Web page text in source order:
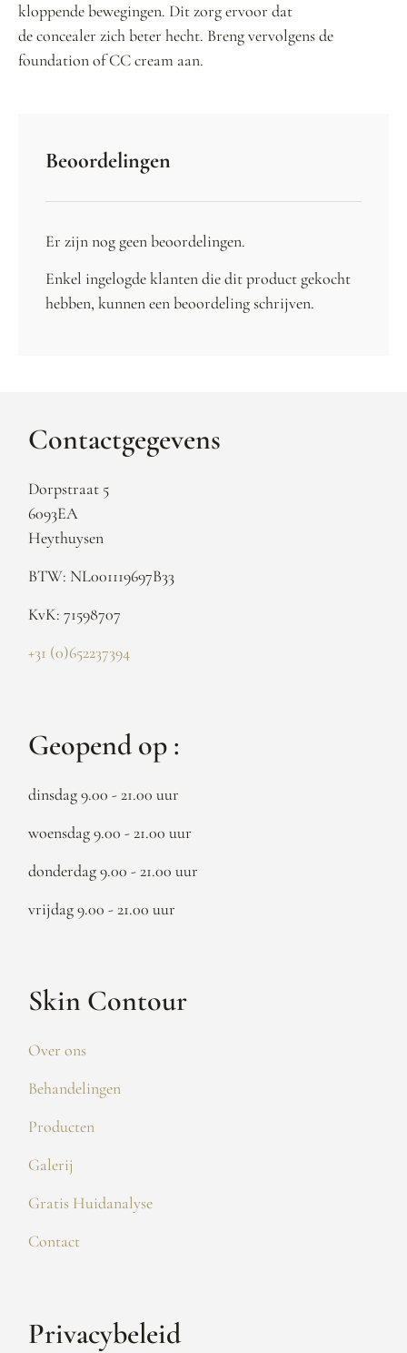
kloppende bewegingen. Dit zorg ervoor dat
de concealer zich beter hecht. Breng vervolgens de
foundation of CC cream aan.
Beoordelingen
Er zijn nog geen beoordelingen.
Enkel ingelogde klanten die dit product gekocht
hebben, kunnen een beoordeling schrijven.
Contactgegevens
Dorpstraat 5
6093EA
Heythuysen
BTW: NL001119697B33
KvK: 71598707
+31 (0)652237394
Geopend op :
dinsdag 9.00 - 21.00 uur
woensdag 9.00 - 21.00 uur
donderdag 9.00 - 21.00 uur
vrijdag 9.00 - 21.00 uur
Skin Contour
Over ons
Behandelingen
Producten
Galerij
Gratis Huidanalyse
Contact
Privacybeleid